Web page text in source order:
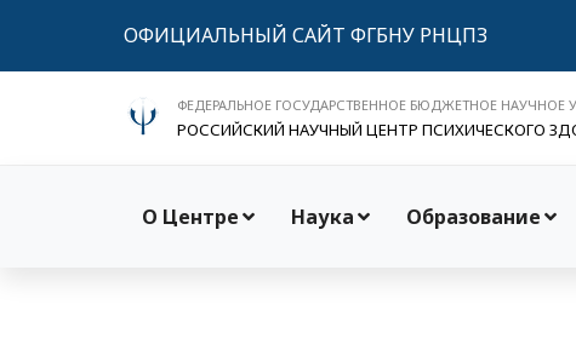
ОФИЦИАЛЬНЫЙ САЙТ ФГБНУ РНЦПЗ
ФЕДЕРАЛЬНОЕ ГОСУДАРСТВЕННОЕ БЮДЖЕТНОЕ НАУЧНОЕ
РОССИЙСКИЙ НАУЧНЫЙ ЦЕНТР ПСИХИЧЕСКОГО
О Центре Наука Образование